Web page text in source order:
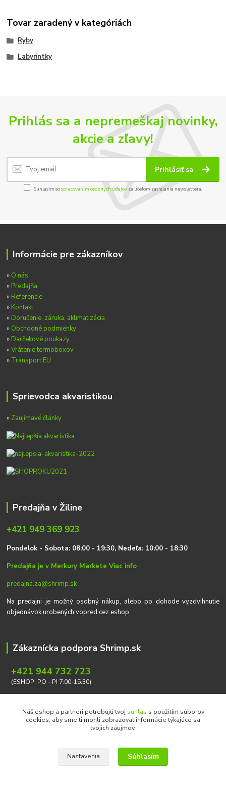
Tovar zaradený v kategóriách
Ryby
Labyrintky
Prihlás sa a nepremeškaj novinky,
akcie a zľavy!
Prihlásiť sa
Súhlasím sospracovaním osobných údajov za účelom zasielania newslettera.
Informácie pre zákazníkov
» O nás
» Predajňa
» Referencie
» Kontakt
» Doručenie, záruka, aklimatizácia
» Obchodné podmienky
» Darčekové poukazy
»Vrátenie termoboxov
» Transport EU
Sprievodca akvaristikou
» Zaujímavé články
Predajňa v Žiline
+421 949 369 923
Pondelok - Sobota: 08:00 - 19:30, Nedeľa: 10:00 - 18:30
Predajňa je v Merkury MarketeViac info
predajna.za@shrimp.sk
Na predajni je možný osobný nákup, alebo po dohode vyzdvihnutie
objednávok urobených vopred cez eshop.
Zákaznícka podpora Shrimp.sk
+421 944 732 723
(ESHOP: PO - PI 7:00-15:30)
Náš eshop a partneri potrebujú tvoj súhlas s použitím súborov
cookies, aby sme ti mohli zobrazovať informácie týkajúce sa
tvojich záujmov.
Nastavenia Súhlasím